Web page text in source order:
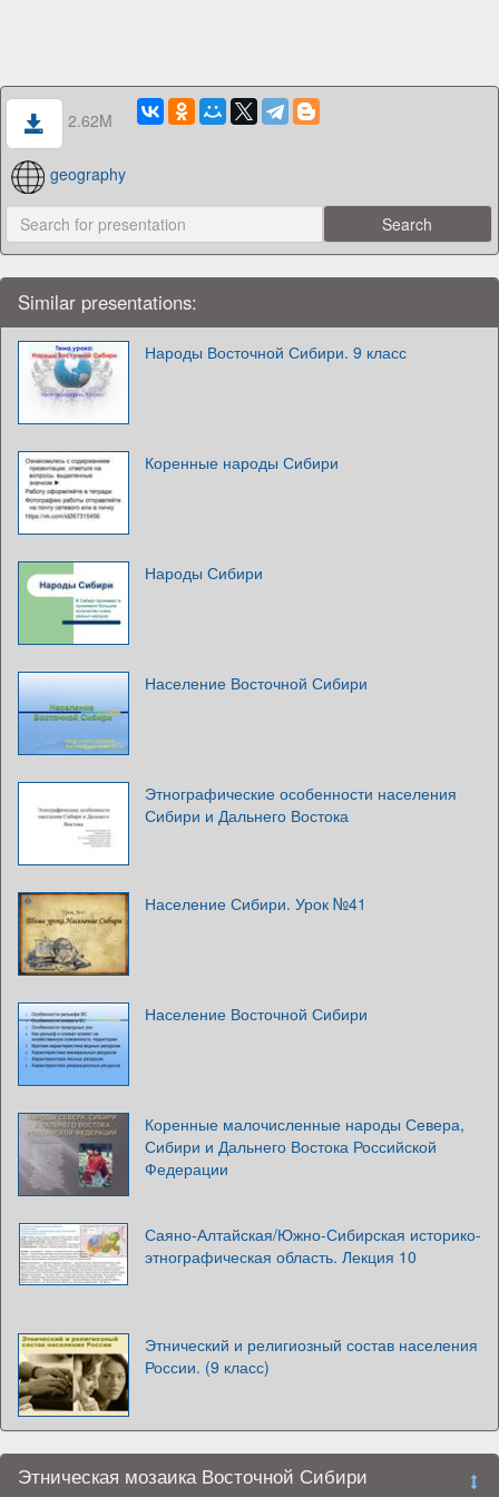
2.62M
geography
Similar presentations:
Народы Восточной Сибири. 9 класс
Коренные народы Сибири
Народы Сибири
Население Восточной Сибири
Этнографические особенности населения
Сибири и Дальнего Востока
Население Сибири. Урок №41
Население Восточной Сибири
Коренные малочисленные народы Севера,
Сибири и Дальнего Востока Российской
Федерации
Саяно-Алтайская/Южно-Сибирская историко-
этнографическая область. Лекция 10
Этнический и религиозный состав населения
России. (9 класс)
Этническая мозаика Восточной Сибири